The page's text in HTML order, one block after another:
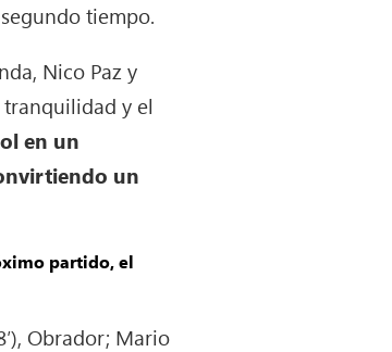
tiempo.
Nico Paz y
y el
en un
un
partido, el
Obrador; Mario